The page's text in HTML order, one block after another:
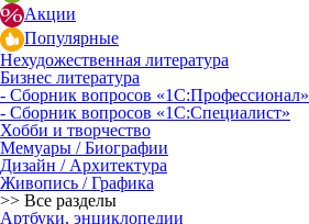
Акции
Популярные
Нехудожественная литература
Бизнес литература
- Сборник вопросов «1С:Профессионал»
- Сборник вопросов «1С:Специалист»
Хобби и творчество
Мемуары / Биографии
Дизайн / Архитектура
Живопись / Графика
>> Все разделы
Артбуки, энциклопедии